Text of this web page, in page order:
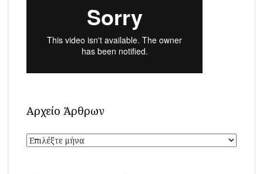
Αρχείο Άρθρων
Αρχείο
Άρθρων